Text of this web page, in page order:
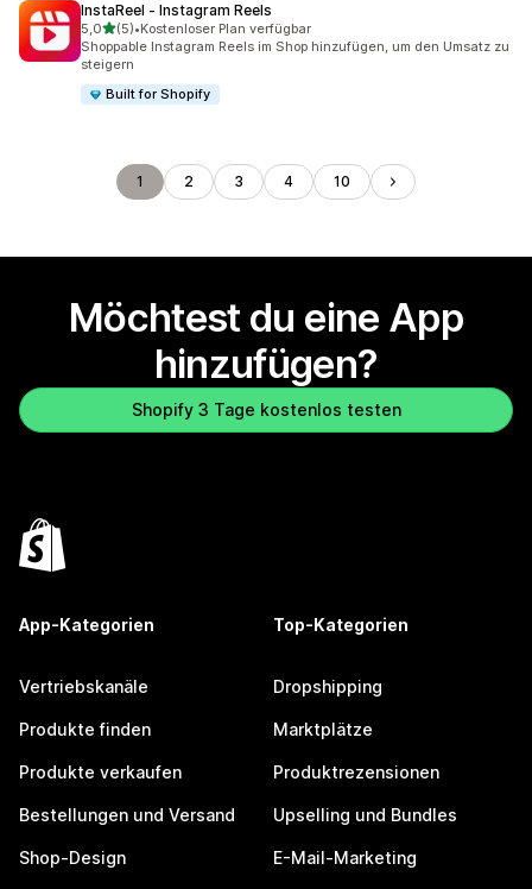
InstaReel ‑ Instagram Reels
5,0von 5 Sternen
(5)
5 Rezensionen insgesamt
•Kostenloser Plan verfügbar
Shoppable Instagram Reels im Shop hinzufügen, um den Umsatz zu
steigern
Built for Shopify
1 2 3 4 10
Möchtest du eine App
hinzufügen?
Shopify 3 Tage kostenlos testen
App-Kategorien
Vertriebskanäle
Produkte finden
Produkte verkaufen
Bestellungen und Versand
Shop-Design
Top-Kategorien
Dropshipping
Marktplätze
Produktrezensionen
Upselling und Bundles
E-Mail-Marketing